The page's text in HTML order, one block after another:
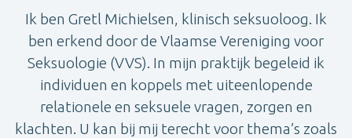
Ik ben Gretl Michielsen, klinisch seksuoloog. Ik
ben erkend door de Vlaamse Vereniging voor
Seksuologie (VVS). In mijn praktijk begeleid ik
individuen en koppels met uiteenlopende
relationele en seksuele vragen, zorgen en
klachten. U kan bij mij terecht voor thema’s zoals